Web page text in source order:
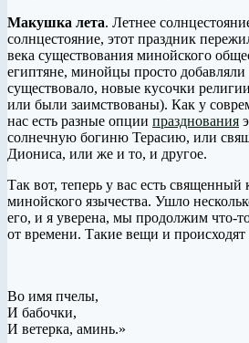
Макушка лета. Летнее
солнцестояние, этот праздник
века существования минойского
египтяне, минойцы просто добавляли
существовало, новые кусочки
или были заимствованы). Как у
нас есть разные опции празднования
солнечную богиню Терасию, или
Диониса, или же и то, и другое.
Так вот, теперь у вас есть священный
минойского язычества. Ушло
его, и я уверена, мы продолжим что-
от времени. Такие вещи и
Во имя пчелы,
И бабочки,
И ветерка, аминь.»